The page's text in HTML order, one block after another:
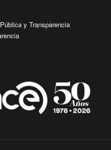
y Transparencia